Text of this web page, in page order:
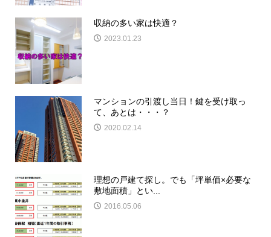
収納の多い家は快適？
2023.01.23
マンションの引渡し当日！鍵を受け取っ
て、あとは・・・？
2020.02.14
理想の戸建て探し。でも「坪単価×必要な
敷地面積」とい...
2016.05.06